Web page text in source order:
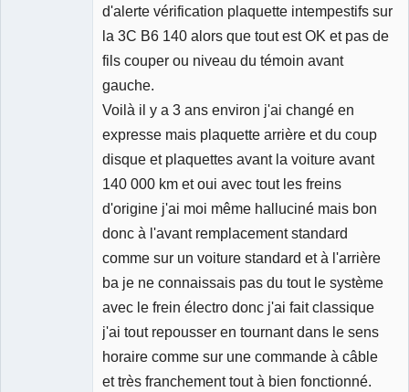
d'alerte vérification plaquette intempestifs sur
la 3C B6 140 alors que tout est OK et pas de
fils couper ou niveau du témoin avant
gauche.
Voilà il y a 3 ans environ j'ai changé en
expresse mais plaquette arrière et du coup
disque et plaquettes avant la voiture avant
140 000 km et oui avec tout les freins
d'origine j'ai moi même halluciné mais bon
donc à l'avant remplacement standard
comme sur un voiture standard et à l'arrière
ba je ne connaissais pas du tout le système
avec le frein électro donc j'ai fait classique
j'ai tout repousser en tournant dans le sens
horaire comme sur une commande à câble
et très franchement tout à bien fonctionné.